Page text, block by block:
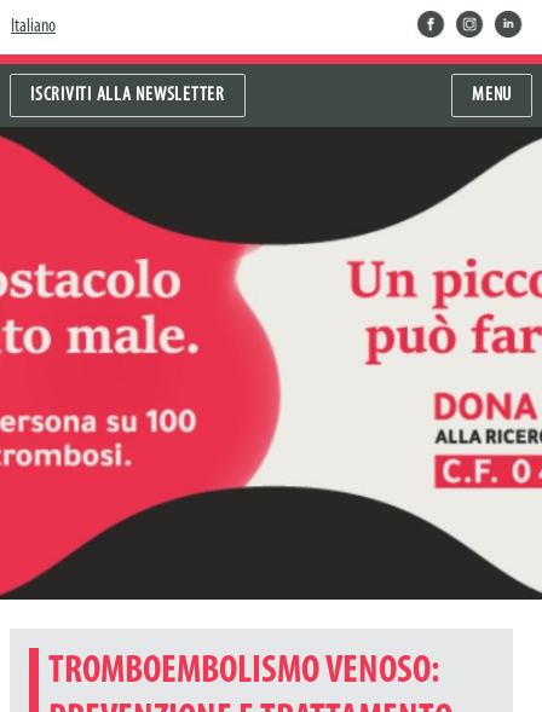
Italiano facebookinstragram
linkedin
ISCRIVITI ALLA NEWSLETTER MENU
TROMBOEMBOLISMO VENOSO: